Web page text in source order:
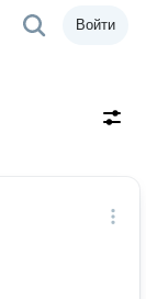
Войти